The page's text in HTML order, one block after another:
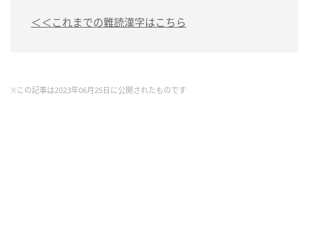
＜＜これまでの難読漢字はこちら
※この記事は2023年06月25日に公開されたものです